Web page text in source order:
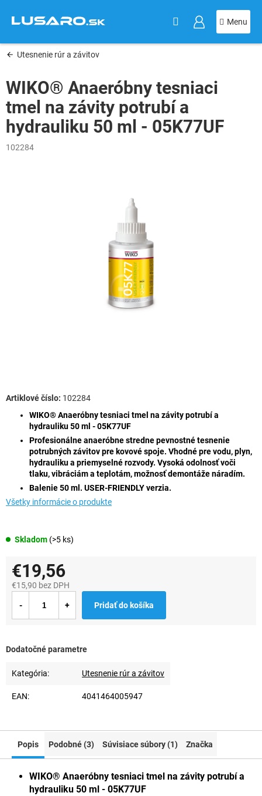
obsah
Utesnenie rúr a závitov
WIKO® Anaeróbny tesniaci
tmel na závity potrubí a
hydrauliku 50 ml - 05K77UF
102284
Skladom (>5 ks)
WIKO® Anaeróbny tesniaci tmel na závity potrubí a
hydrauliku 50 ml - 05K77UF
Profesionálne anaeróbne stredne pevnostné tesnenie
potrubných závitov pre kovové spoje. Vhodné pre vodu, plyn,
hydrauliku a priemyselné rozvody. Vysoká odolnosť voči
tlaku, vibráciám a teplotám, možnosť demontáže náradím.
Balenie 50 ml. USER-FRIENDLY verzia.
Všetky informácie o produkte
Dodatočné parametre
Kategória: Utesnenie rúr a závitov
EAN: 4041464005947
102284
€19,56
€15,90 bez DPH
cena:
Pridať do košíka
Popis Podobné (3) Súvisiace súbory (1) Značka
WIKO® Anaeróbny tesniaci tmel na závity potrubí a
hydrauliku 50 ml - 05K77UF